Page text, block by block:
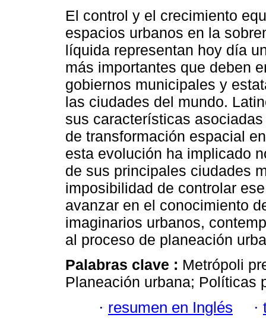
El control y el crecimiento
espacios urbanos en la
líquida representan hoy día
más importantes que deben
gobiernos municipales y
las ciudades del mundo.
sus características
de transformación espacial
esta evolución ha implicado
de sus principales ciudades
imposibilidad de controlar
avanzar en el conocimiento
imaginarios urbanos,
al proceso de planeación
Palabras clave : Metrópoli
Planeación urbana; Políticas
· resumen en Inglés ·